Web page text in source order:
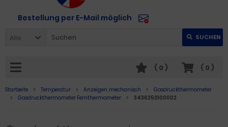
Bestellung per E-Mail möglich
Alle SUCHEN
( 0 )
( 0 )
Startseite Temperatur Anzeigen, mechanisch
Gasdruckthermometer
Gasdruckthermometer Fernthermometer
3436250100002